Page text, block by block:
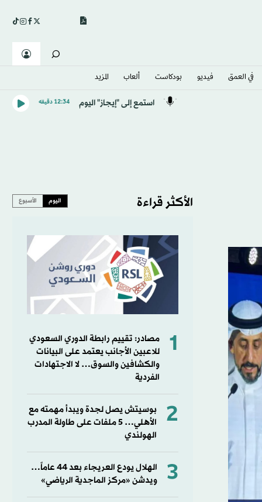
في العمق فيديو بودكاست ألعاب المزيد
استمع إلى "إيجاز" اليوم 12:34 دقيقه
الأكثر قراءة اليوم الأسبوع
1
مصادر: تقييم رابطة الدوري السعودي
للاعبين الأجانب يعتمد على البيانات
والكشافين والسوق… لا الاجتهادات
الفردية
2
بوسيتش يصل لجدة ويبدأ مهمته مع
الأهلي… 5 ملفات على طاولة المدرب
الهولندي
3
الهلال يودع العريجاء بعد 44 عاماً…
ويدشن «مركز الماجدية الرياضي»